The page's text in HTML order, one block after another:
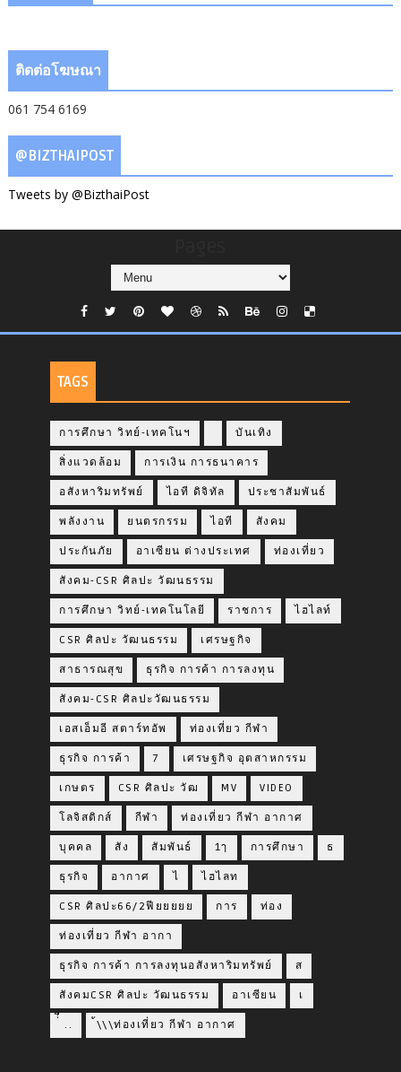
ติดต่อโฆษณา
061 754 6169
@BIZTHAIPOST
Tweets by @BizthaiPost
TAGS
การศึกษา วิทย์-เทคโนฯ บันเทิง
สิ่งแวดล้อม การเงิน การธนาคาร
อสังหาริมทรัพย์ ไอที ดิจิทัล ประชาสัมพันธ์
พลังงาน ยนตรกรรม ไอที สังคม
ประกันภัย อาเซียน ต่างประเทศ ท่องเที่ยว
สังคม-CSR ศิลปะ วัฒนธรรม
การศึกษา วิทย์-เทคโนโลยี ราชการ ไฮไลท์
CSR ศิลปะ วัฒนธรรม เศรษฐกิจ
สาธารณสุข ธุรกิจ การค้า การลงทุน
สังคม-CSR ศิลปะวัฒนธรรม
เอสเอ็มอี สตาร์ทอัพ ท่องเที่ยว กีฬา
ธุรกิจ การค้า 7 เศรษฐกิจ อุตสาหกรรม
เกษตร CSR ศิลปะ วัฒ MV VIDEO
โลจิสติกส์ กีฬา ท่องเที่ยว กีฬา อากาศ
บุคคล สัง สัมพันธ์ 1ๅ การศึกษา ธ
ธุรกิจ อากาศ ไ ไฮไลท
CSR ศิลปะ66/2ฟียยยยย การ ท่อง
ท่องเที่ยว กีฬา อากา
ธุรกิจ การค้า การลงทุนอสังหาริมทรัพย์ ส
สังคมCSR ศิลปะ วัฒนธรรม อาเซียน เ
่่ื​ .. ้\\\ท่องเที่ยว กีฬา อากาศ